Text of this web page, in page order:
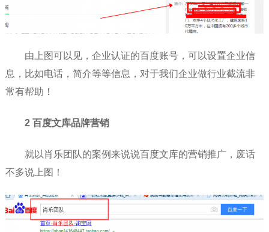
由上图可以见，企业认证的百度账号，可以设置企业信
息，比如电话，简介等等信息，对于我们企业做行业截流非
常有帮助！
2 百度文库品牌营销
就以肖乐团队的案例来说说百度文库的营销推广，废话
不多说上图！